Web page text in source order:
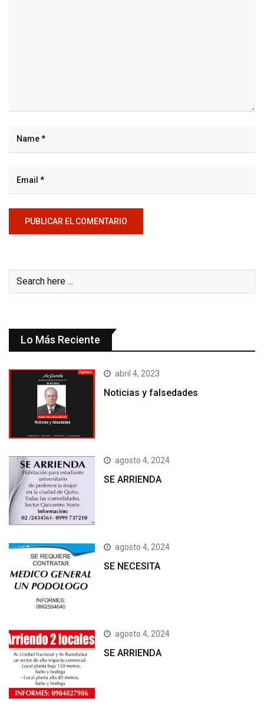
Lo Más Reciente
abril 4, 2023
Noticias y falsedades
agosto 4, 2024
SE ARRIENDA
agosto 4, 2024
SE NECESITA
agosto 4, 2024
SE ARRIENDA